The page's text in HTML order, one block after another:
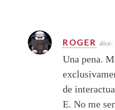
ROGER dice:
Una pena.
de
E. No me